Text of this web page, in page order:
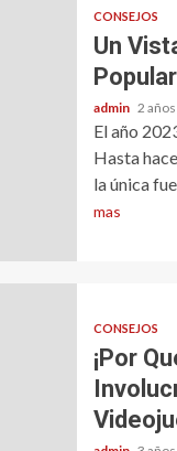
CONSEJOS
Un
admin 2
El año
Hasta
la única
mas
CONSEJOS
¡Por